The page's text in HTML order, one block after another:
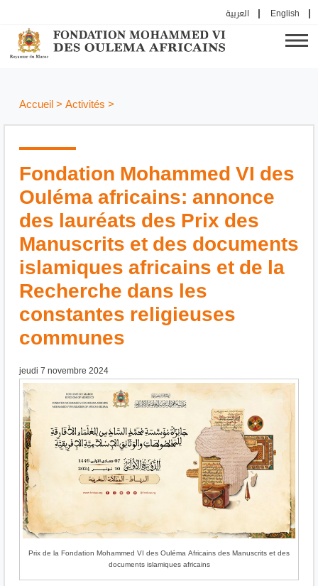
العربية English
Accueil> Activités >
Fondation Mohammed VI des
Ouléma africains: annonce
des lauréats des Prix des
Manuscrits et des documents
islamiques africains et de la
Recherche dans les
constantes religieuses
communes
jeudi 7 novembre 2024
Prix de la Fondation Mohammed VI des Ouléma Africains des Manuscrits et des
documents islamiques africains